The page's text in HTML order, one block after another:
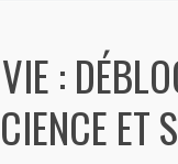
:
ET